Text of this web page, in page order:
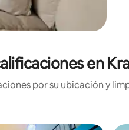
en
por su ubicación y